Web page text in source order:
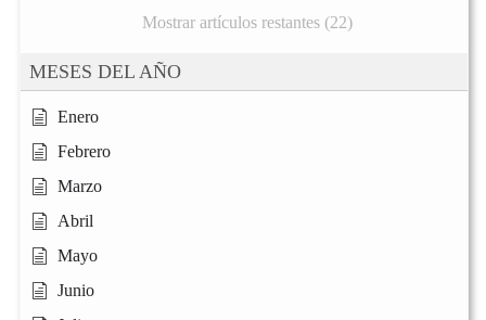
Mostrar artículos restantes (22)
MESES DEL AÑO
Enero
Febrero
Marzo
Abril
Mayo
Junio